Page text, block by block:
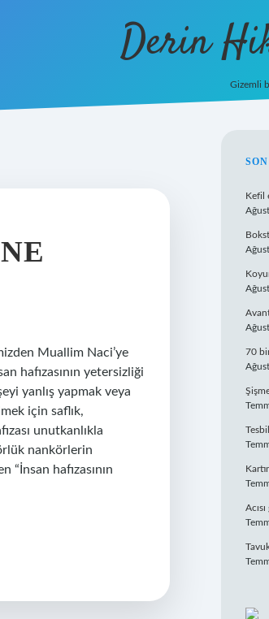
Derin
Gizemli
Muallim Naci’ye
hafızasının yetersizliği
yanlış yapmak veya
için saflık,
unutkanlıkla
nankörlerin
hafızasının
Kefil
70